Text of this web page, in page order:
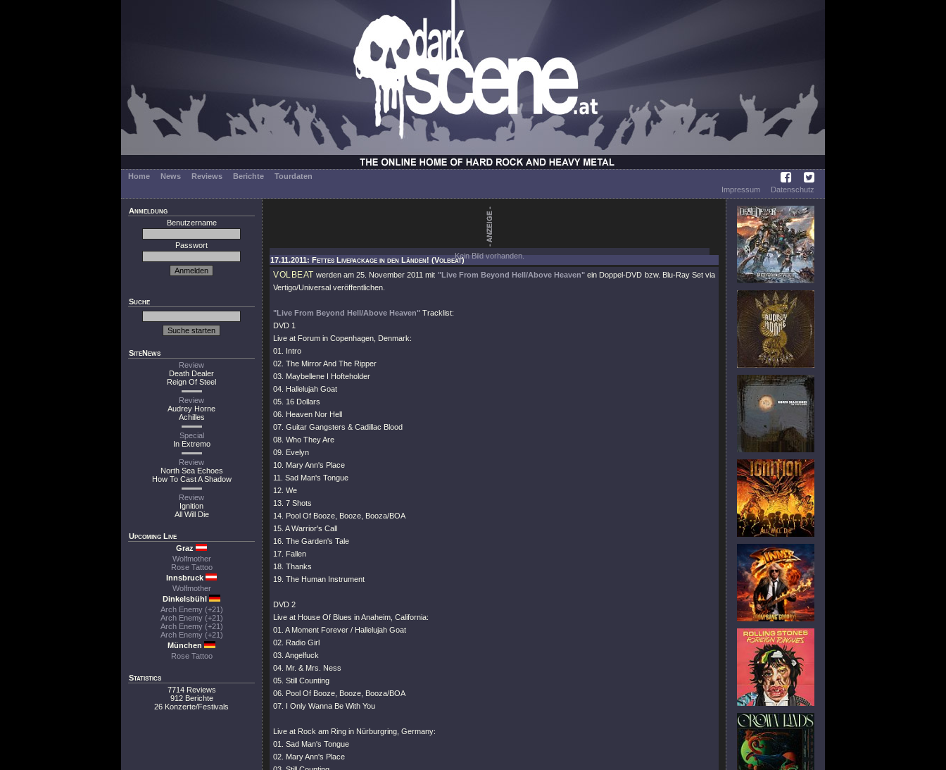
Home News Reviews Berichte
Tourdaten
Impressum
Datenschutz
Anmeldung
Benutzername
Passwort
Suche
SiteNews
Review
Death Dealer
Reign Of Steel
Review
Audrey Horne
Achilles
Special
In Extremo
Review
North Sea Echoes
How To Cast A Shadow
Review
Ignition
All Will Die
Upcoming Live
Graz
Wolfmother
Rose Tattoo
Innsbruck
Wolfmother
Dinkelsbühl
Arch Enemy (+21)
Arch Enemy (+21)
Arch Enemy (+21)
Arch Enemy (+21)
München
Rose Tattoo
Statistics
7714 Reviews
912 Berichte
26 Konzerte/Festivals
Kein Bild vorhanden.
17.11.2011: Fettes Livepackage in den Länden! (Volbeat)
VOLBEAT werden am 25. November 2011 mit "Live From Beyond Hell/Above Heaven" ein Doppel-DVD bzw. Blu-Ray Set via
Vertigo/Universal veröffentlichen.
"Live From Beyond Hell/Above Heaven" Tracklist:
DVD 1
Live at Forum in Copenhagen, Denmark:
01. Intro
02. The Mirror And The Ripper
03. Maybellene I Hofteholder
04. Hallelujah Goat
05. 16 Dollars
06. Heaven Nor Hell
07. Guitar Gangsters & Cadillac Blood
08. Who They Are
09. Evelyn
10. Mary Ann's Place
11. Sad Man's Tongue
12. We
13. 7 Shots
14. Pool Of Booze, Booze, Booza/BOA
15. A Warrior's Call
16. The Garden's Tale
17. Fallen
18. Thanks
19. The Human Instrument
DVD 2
Live at House Of Blues in Anaheim, California:
01. A Moment Forever / Hallelujah Goat
02. Radio Girl
03. Angelfuck
04. Mr. & Mrs. Ness
05. Still Counting
06. Pool Of Booze, Booze, Booza/BOA
07. I Only Wanna Be With You
Live at Rock am Ring in Nürburgring, Germany:
01. Sad Man's Tongue
02. Mary Ann's Place